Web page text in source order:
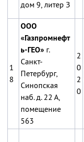
дом 9, литер З
1
8
ООО
«Газпромнефт
ь-ГЕО» г.
Санкт-
Петербург,
Синопская
наб. д. 22 А,
помещение
563
2
0
2
0